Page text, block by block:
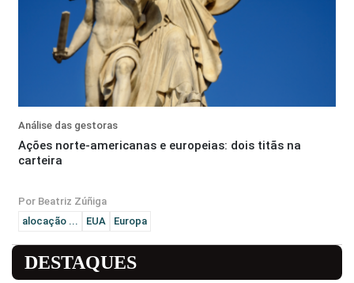
Análise das gestoras
Ações norte-americanas e europeias: dois titãs na
carteira
Por Beatriz Zúñiga
alocação ...
EUA Europa
DESTAQUES